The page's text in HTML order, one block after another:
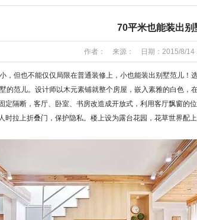
70平米也能装出别
作者： 来源： 日期：2015/8/14
，但也不能仅仅局限在普通装修上，小也能装出别墅范儿！
的范儿。设计师以木元素铺就整个房屋，嵌入素雅的白色，
隔断，客厅、卧室、书房改造成开放式，利用客厅飘窗的
时拉上折叠门，保护隐私。楼上设为露台花园，花草世界配